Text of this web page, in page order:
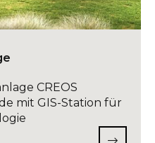
+352 26 87 03 55
CREOS
mit GIS-Station für